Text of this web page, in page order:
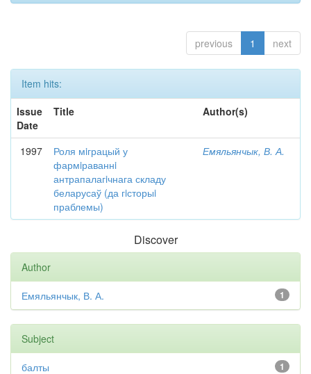
previous 1 next
Item hits:
Issue
Date
Title Author(s)
1997
Роля мiграцый у
фармiраваннi
антрапалагiчнага складу
беларусаў (да гiсторыi
праблемы)
Емяльянчык, В. А.
Discover
Author
1
Емяльянчык, В. А.
Subject
1
балты